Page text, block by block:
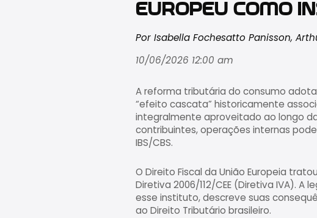
EUROPEU COMO
Por Isabella Fochesatto Panisson,
10/06/2026 12:00 am
A reforma tributária do consumo
“efeito cascata” historicamente
integralmente aproveitado ao longo
contribuintes, operações internas
IBS/CBS.
O Direito Fiscal da União Europeia
Diretiva 2006/112/CEE (Diretiva IVA).
esse instituto, descreve suas
ao Direito Tributário brasileiro.